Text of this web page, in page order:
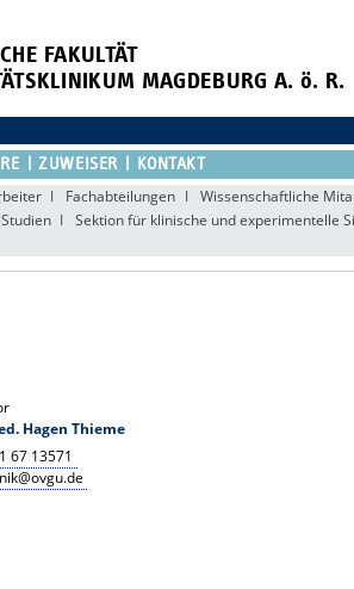
FAKULTÄT
MAGDEBURG A. ö. R.
ZUWEISER KONTAKT
Fachabteilungen
Wissenschaftliche
Sektion für klinische und experimentelle
Hagen Thieme
67 13571